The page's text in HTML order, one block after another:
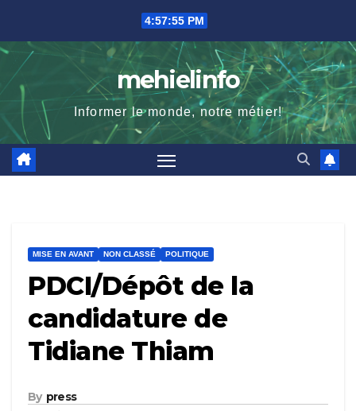
content
4:57:56 PM
mehielinfo
Informer le monde, notre métier!
MISE EN AVANT NON CLASSÉ POLITIQUE
PDCI/Dépôt de la
candidature de
Tidiane Thiam
By press